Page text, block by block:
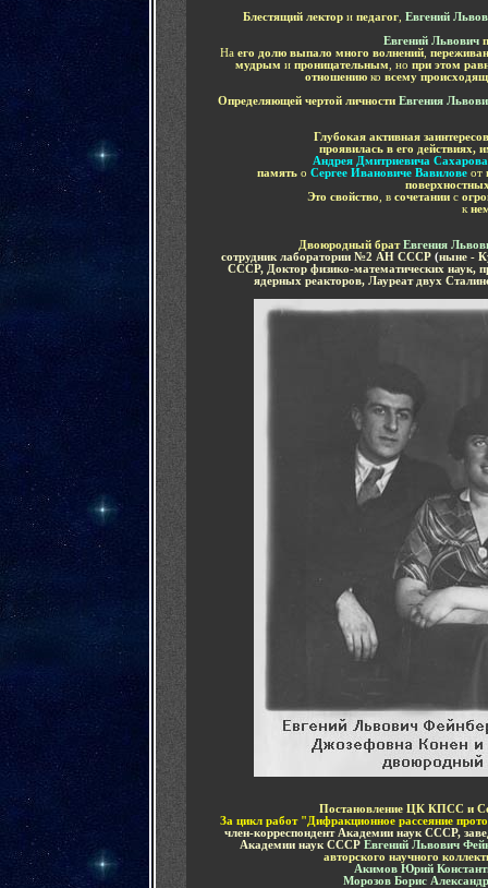
Блестящий лектор и педагог Евгений
Евгений Львович
На его долю выпало много волнений
мудрым и проницательным , но при этом
отношению ко всему
Определяющей чертой личности Евгения
Глубокая активная
проявилась в его действиях,
Андрея Дмитриевича Сахарова
память о Сергее Ивановиче Вавилове от
Это свойство , в сочетании с
к
Двоюродный братЕвгения
сотрудник лаборатории №2 АН СССР (ныне -
СССР, Доктор физико-математических наук,
ядерных реакторов, Лауреат двух
Постановление ЦК КПСС и
За цикл работ "Дифракционное рассеяние
член-корреспондент Академии наук СССР,
Академии наук СССР Евгений Львович
авторского научного
Акимов Юрий
Морозов Борис